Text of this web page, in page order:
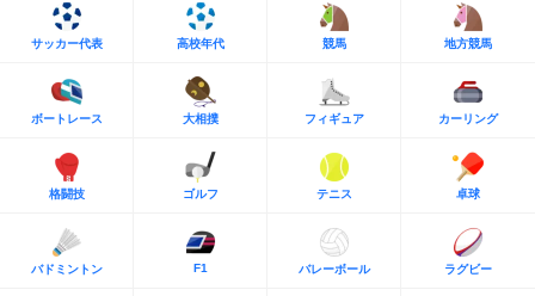
サッカー代表 高校年代 競馬 地方競馬
ボートレース 大相撲 フィギュア カーリング
格闘技 ゴルフ テニス 卓球
バドミントン F1 バレーボール ラグビー